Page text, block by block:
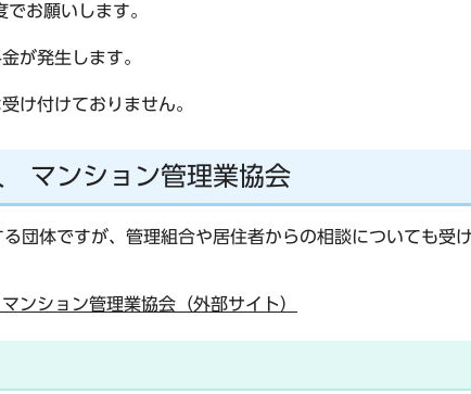
お願いします。
が発生します。
け付けておりません。
マンション管理業協会
団体ですが、管理組合や居住者からの相談についても受
ンション管理業協会（外部サイト）